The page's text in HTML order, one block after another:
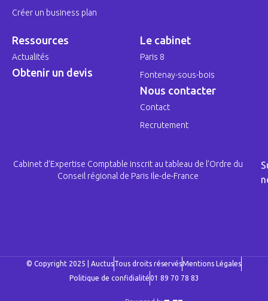
Créer un business plan
Ressources
Actualités
Obtenir un devis
Le cabinet
Paris 8
Fontenay-sous-bois
Nous contacter
Contact
Recrutement
Cabinet d’Expertise Comptable inscrit au tableau de l’Ordre du
Conseil régional de Paris Ile-de-France
© Copyright 2025 | AuctusTous droits réservésMentions Légales
Politique de confidialité01 89 70 78 83